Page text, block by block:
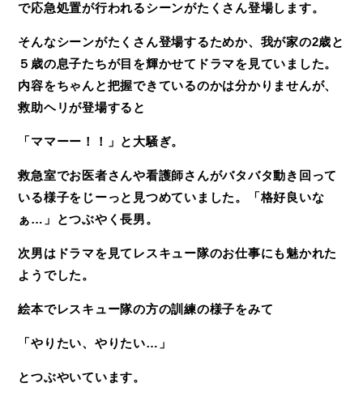
で応急処置が行われるシーンがたくさん登場します。
そんなシーンがたくさん登場するためか、我が家の2歳と
５歳の息子たちが目を輝かせてドラマを見ていました。
内容をちゃんと把握できているのかは分かりませんが、
救助ヘリが登場すると
「ママーー！！」 と大騒ぎ。
救急室でお医者さんや看護師さんがバタバタ動き回って
いる様子をじーっと見つめていました。
「格好良いな
ぁ… 」 とつぶやく長男。
次男はドラマを見てレスキュー隊のお仕事にも魅かれた
ようでした。
絵本でレスキュー隊の方の訓練の様子をみて
「やりたい、やりたい… 」
とつぶやいています。